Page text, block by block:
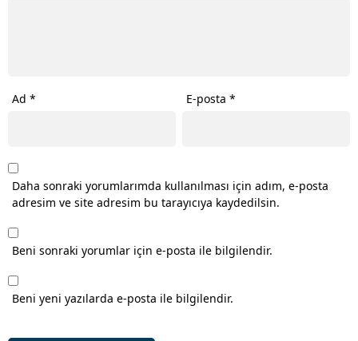
Ad * E-posta*
Daha sonraki yorumlarımda kullanılması için adım, e-posta
adresim ve site adresim bu tarayıcıya kaydedilsin.
Beni sonraki yorumlar için e-posta ile bilgilendir.
Beni yeni yazılarda e-posta ile bilgilendir.